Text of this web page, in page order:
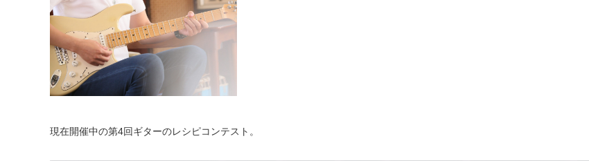
現在開催中の第4回ギターのレシピコンテスト。